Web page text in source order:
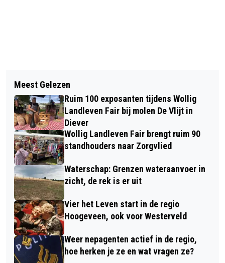
CLIËNTEN MET SLIK- EN/OF
KAUWPROBLEMEN GENIETEN VAN
SPECIALE KOEKJES
NOORDERBOOG BEDANKT
VRIJWILLIGERS WEDEROM MET
Meest Gelezen
Ruim 100 exposanten tijdens Wollig
Landleven Fair bij molen De Vlijt in
Diever
Wollig Landleven Fair brengt ruim 90
standhouders naar Zorgvlied
Waterschap: Grenzen wateraanvoer in
zicht, de rek is er uit
Vier het Leven start in de regio
Hoogeveen, ook voor Westerveld
Weer nepagenten actief in de regio,
hoe herken je ze en wat vragen ze?